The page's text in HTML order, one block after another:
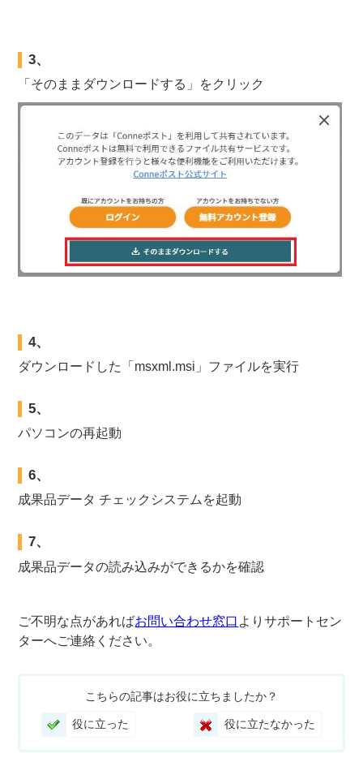
3、
「そのままダウンロードする」をクリック
4、
ダウンロードした「msxml.msi」ファイルを実行
5、
パソコンの再起動
6、
成果品データ チェックシステムを起動
7、
成果品データの読み込みができるかを確認
ご不明な点があればお問い合わせ窓口 よりサポートセン
ターへご連絡ください。
こちらの記事はお役に立ちましたか？
役に立たなかった
役に立った